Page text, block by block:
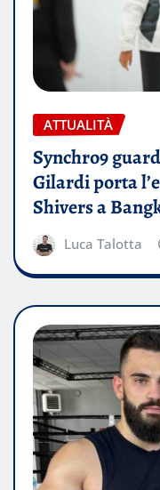
ATTUALITÀ
Synchro9
Gilardi porta
Shivers a
Luca Talotta